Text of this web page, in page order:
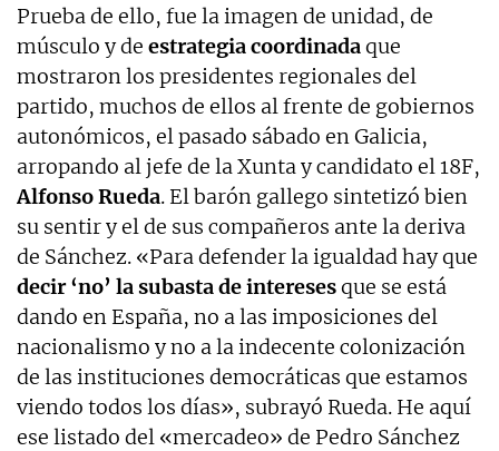
Prueba de ello, fue la imagen de unidad, de
músculo y de estrategia coordinadaque
mostraron los presidentes regionales del
partido, muchos de ellos al frente de gobiernos
autonómicos, el pasado sábado en Galicia,
arropando al jefe de la Xunta y candidato el 18F,
Alfonso Rueda. El barón gallego sintetizó bien
su sentir y el de sus compañeros ante la deriva
de Sánchez. «Para defender la igualdad hay que
decir ‘no’ la subasta de interesesque se está
dando en España, no a las imposiciones del
nacionalismo y no a la indecente colonización
de las instituciones democráticas que estamos
viendo todos los días», subrayó Rueda. He aquí
ese listado del «mercadeo» de Pedro Sánchez